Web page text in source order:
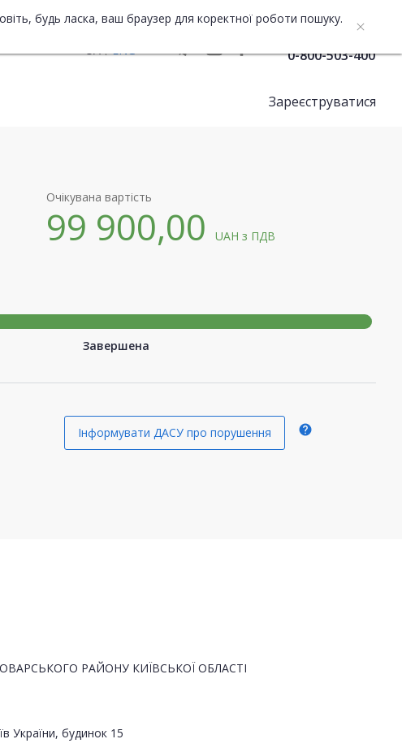
будь ласка, ваш браузер для коректної роботи пошуку.
UA
ENG 0-800-503-400
Зареєструватися
Очікувана вартість
99 900,00UAHз ПДВ
Завершена
Інформувати ДАСУ про порушення help
РАЙОНУ КИЇВСЬКОЇ ОБЛАСТІ
України, будинок 15